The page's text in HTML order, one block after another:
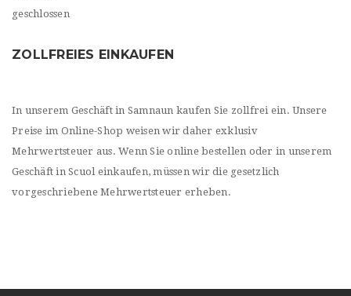
geschlossen
ZOLLFREIES EINKAUFEN
In unserem Geschäft in Samnaun kaufen Sie zollfrei ein. Unsere
Preise im Online-Shop weisen wir daher exklusiv
Mehrwertsteuer aus. Wenn Sie online bestellen oder in unserem
Geschäft in Scuol einkaufen, müssen wir die gesetzlich
vorgeschriebene Mehrwertsteuer erheben.